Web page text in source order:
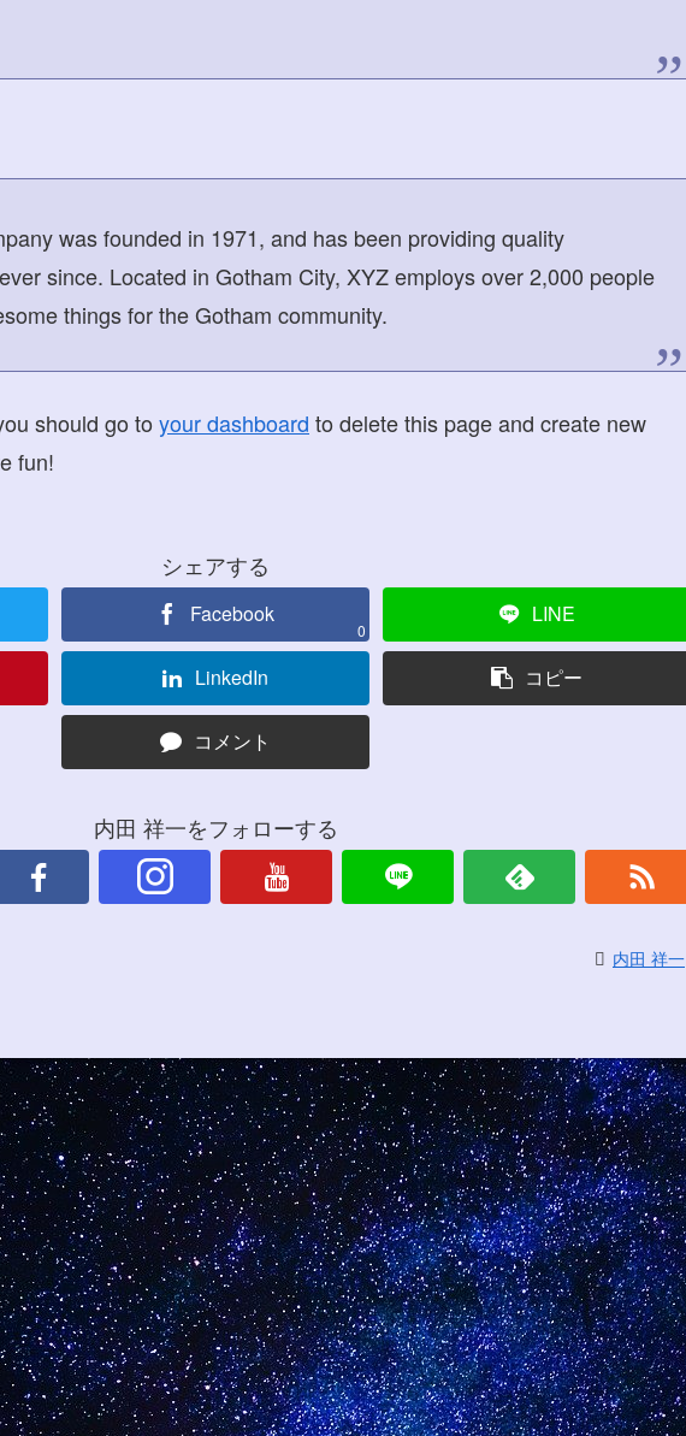
was founded in 1971, and has been providing quality
since. Located in Gotham City, XYZ employs over 2,000 people
things for the Gotham community.
should go to your dashboard to delete this page and create new
fun!
シェアする
Facebook
0
LINE
LinkedIn コピー
コメント
内田 祥一をフォローする
内田 祥一